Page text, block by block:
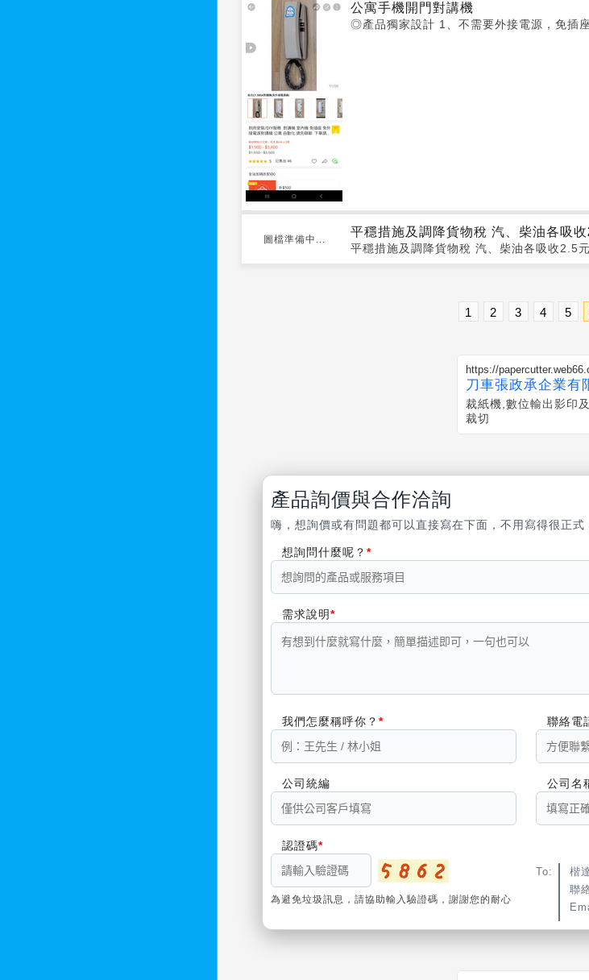
公寓手機開門對講機
◎產品獨家設計 1、不需要外接電源，免插
圖檔準備中...
平穩措施及調降貨物稅 汽、柴油各吸
平穩措施及調降貨物稅 汽、柴油各吸收2.5
1 2 3 4 5
https://
刀車張政承企業有
裁紙機,數位輸出影印
裁切
產品詢價與合作洽詢
嗨，想詢價或有問題都可以直接寫在下面，不用寫得很正
想詢問什麼呢？
需求說明
我們怎麼稱呼你？ 聯絡電
公司統編 公司名
認證碼
為避免垃圾訊息，請協助輸入驗證碼，謝謝您的耐心
To:
楷
聯